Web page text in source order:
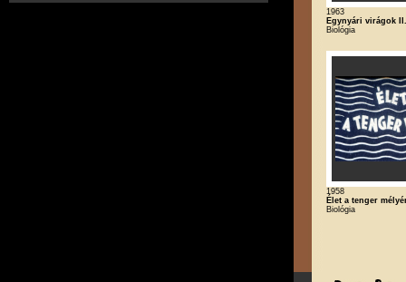
1963
Egynyári virágok
Biológia
1958
Élet a tenger
Biológia